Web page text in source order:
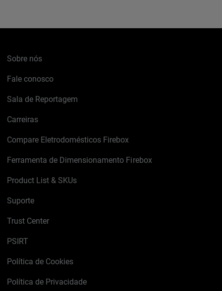
Sobre nós
Fale conosco
Sala de Reportagem
Carreiras
Compare Eletrodomésticos Firebox
Ferramenta de Dimensionamento Firebox
Product List & SKUs
Suporte
Trust Center
PSIRT
Política de Cookies
Política de Privacidade